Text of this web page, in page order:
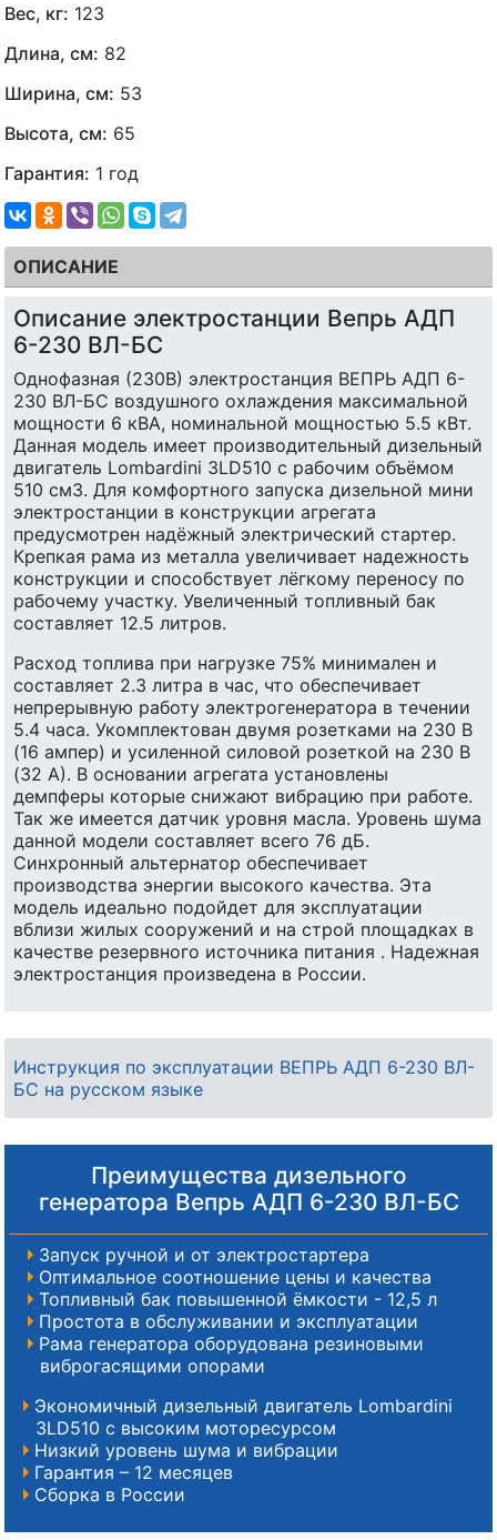
Вес, кг: 123
Длина, см: 82
Ширина, см: 53
Высота, см: 65
Гарантия: 1 год
ОПИСАНИЕ
Описание электростанции Вепрь АДП
6-230 ВЛ-БС
Однофазная (230В) электростанция ВЕПРЬ АДП 6-
230 ВЛ-БС воздушного охлаждения максимальной
мощности 6 кВА, номинальной мощностью 5.5 кВт.
Данная модель имеет производительный дизельный
двигатель Lombardini 3LD510 с рабочим объёмом
510 см3. Для комфортного запуска дизельной мини
электростанции в конструкции агрегата
предусмотрен надёжный электрический стартер.
Крепкая рама из металла увеличивает надежность
конструкции и способствует лёгкому переносу по
рабочему участку. Увеличенный топливный бак
составляет 12.5 литров.
Расход топлива при нагрузке 75% минимален и
составляет 2.3 литра в час, что обеспечивает
непрерывную работу электрогенератора в течении
5.4 часа. Укомплектован двумя розетками на 230 В
(16 ампер) и усиленной силовой розеткой на 230 В
(32 А). В основании агрегата установлены
демпферы которые снижают вибрацию при работе.
Так же имеется датчик уровня масла. Уровень шума
данной модели составляет всего 76 дБ.
Синхронный альтернатор обеспечивает
производства энергии высокого качества. Эта
модель идеально подойдет для эксплуатации
вблизи жилых сооружений и на строй площадках в
качестве резервного источника питания . Надежная
электростанция произведена в России.
Инструкция по эксплуатации ВЕПРЬ АДП 6-230 ВЛ-
БС на русском языке
Преимущества дизельного
генератора Вепрь АДП 6-230 ВЛ-БС
Запуск ручной и от электростартера
Оптимальное соотношение цены и качества
Топливный бак повышенной ёмкости - 12,5 л
Простота в обслуживании и эксплуатации
Рама генератора оборудована резиновыми
виброгасящими опорами
Экономичный дизельный двигатель Lombardini
3LD510 с высоким моторесурсом
Низкий уровень шума и вибрации
Гарантия – 12 месяцев
Сборка в России